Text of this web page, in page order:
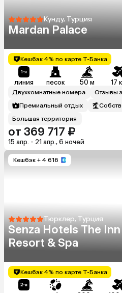
Кунду, Турция
Mardan Palace
Кешбэк 4% по карте Т-Банка
линия песок 50 м 17
Двухкомнатные номера
Отзывы
Премиальный отдых
Большая территория
от 369 717 ₽
15 апр. - 21 апр., 6 ночей
Кешбэк + 4 616
Тюрклер, Турция
Senza Hotels The Inn
Resort & Spa
Кешбэк 4% по карте Т-Банка